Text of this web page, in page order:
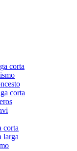
corta
corta
corta
larga